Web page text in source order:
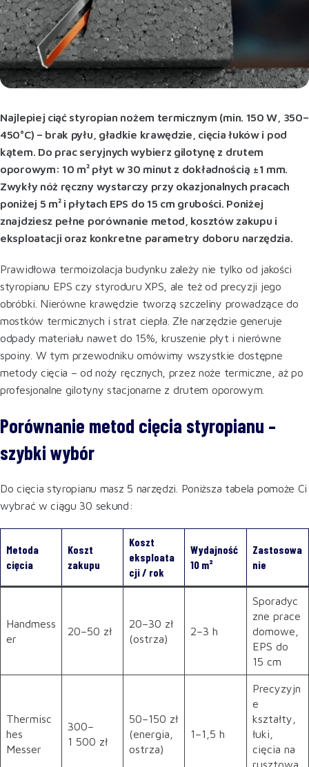
Najlepiej ciąć styropian nożem termicznym (min. 150 W, 350–
450°C) – brak pyłu, gładkie krawędzie, cięcia łuków i pod
kątem. Do prac seryjnych wybierz gilotynę z drutem
oporowym: 10 m² płyt w 30 minut z dokładnością ±1 mm.
Zwykły nóż ręczny wystarczy przy okazjonalnych pracach
poniżej 5 m² i płytach EPS do 15 cm grubości. Poniżej
znajdziesz pełne porównanie metod, kosztów zakupu i
eksploatacji oraz konkretne parametry doboru narzędzia.
Prawidłowa termoizolacja budynku zależy nie tylko od jakości
styropianu EPS czy styroduru XPS, ale też od precyzji jego
obróbki. Nierówne krawędzie tworzą szczeliny prowadzące do
mostków termicznych i strat ciepła. Złe narzędzie generuje
odpady materiału nawet do 15%, kruszenie płyt i nierówne
spoiny. W tym przewodniku omówimy wszystkie dostępne
metody cięcia – od noży ręcznych, przez noże termiczne, aż po
profesjonalne gilotyny stacjonarne z drutem oporowym.
Porównanie metod cięcia styropianu –
szybki wybór
Do cięcia styropianu masz 5 narzędzi. Poniższa tabela pomoże Ci
wybrać w ciągu 30 sekund:
Metoda
cięcia
Koszt
zakupu
Koszt
eksploata
cji / rok
Wydajność
10 m²
Zastosowa
nie
Handmess
er
20–50 zł
20–30 zł
(ostrza)
2–3 h
Sporadyc
zne prace
domowe,
EPS do
15 cm
Thermisc
hes
Messer
300–
1 500 zł
50–150 zł
(energia,
ostrza)
1–1,5 h
Precyzyjn
e
kształty,
łuki,
cięcia na
rusztowa